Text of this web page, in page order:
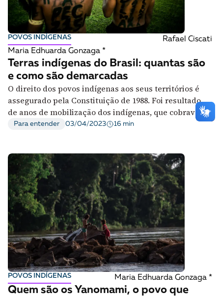
POVOS INDÍGENAS
Rafael Ciscati
Maria Edhuarda Gonzaga *
Terras indígenas do Brasil: quantas são
e como são demarcadas
O direito dos povos indígenas aos seus territórios é
assegurado pela Constituição de 1988. Foi resultado
de anos de mobilização dos indígenas, que cobravam
acesso à cidadania plena
Para entender 03/04/2023 16 min
POVOS INDÍGENAS Maria Edhuarda Gonzaga *
Quem são os Yanomami, o povo que